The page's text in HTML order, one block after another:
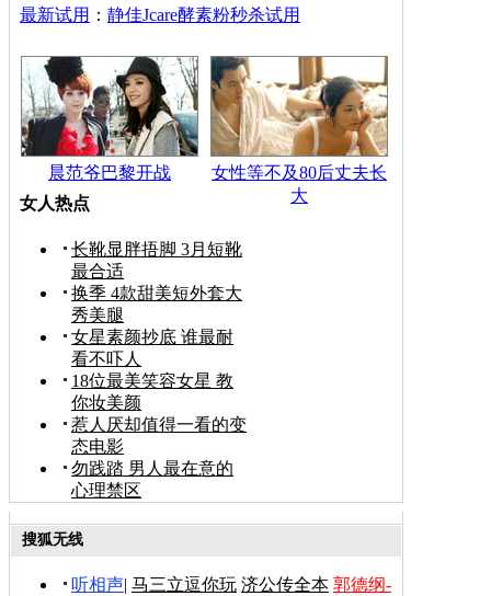
最新试用 ： 静佳Jcare酵素粉秒杀试用
晨范爷巴黎开战
女性等不及80后丈夫长
大
女人热点
长靴显胖捂脚 3月短靴
最合适
换季 4款甜美短外套大
秀美腿
女星素颜抄底 谁最耐
看不吓人
18位最美笑容女星 教
你妆美颜
惹人厌却值得一看的变
态电影
勿践踏 男人最在意的
心理禁区
搜狐无线
听相声| 马三立逗你玩 济公传全本 郭德纲-